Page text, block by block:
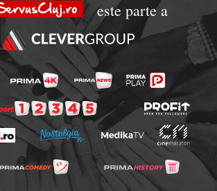
este parte a